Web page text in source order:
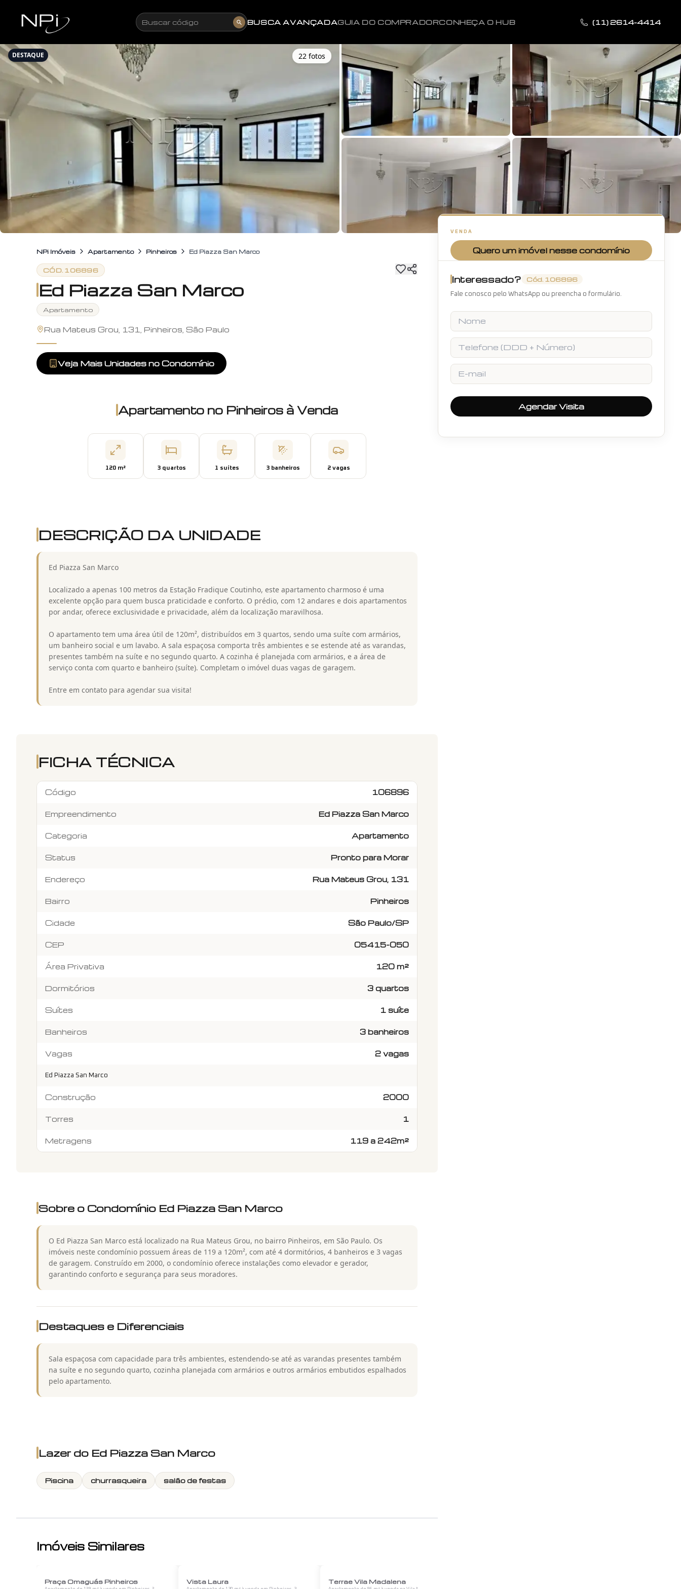
Buscar código BUSCA AVANÇADAGUIA DO COMPRADORCONHEÇA O HUB (11) 2614-4414
DESTAQUE 22 fotos
+17fotos
NPi Imóveis Apartamento Pinheiros Ed Piazza San Marco
CÓD. 106896
Ed Piazza San Marco
Apartamento
Rua Mateus Grou, 131, Pinheiros, São Paulo
Veja Mais Unidades no Condomínio
Apartamento no Pinheiros à Venda
120 m² 3quartos 1 suítes 3banheiros 2vagas
DESCRIÇÃO DA UNIDADE
Ed Piazza San Marco
Localizado a apenas 100 metros da Estação Fradique Coutinho, este apartamento charmoso é uma
excelente opção para quem busca praticidade e conforto. O prédio, com 12 andares e dois apartamentos
por andar, oferece exclusividade e privacidade, além da localização maravilhosa.
O apartamento tem uma área útil de 120m², distribuídos em 3 quartos, sendo uma suíte com armários,
um banheiro social e um lavabo. A sala espaçosa comporta três ambientes e se estende até as varandas,
presentes também na suíte e no segundo quarto. A cozinha é planejada com armários, e a área de
serviço conta com quarto e banheiro (suíte). Completam o imóvel duas vagas de garagem.
Entre em contato para agendar sua visita!
FICHA TÉCNICA
Código 106896
Empreendimento Ed Piazza San Marco
Categoria Apartamento
Status Pronto para Morar
Endereço Rua Mateus Grou, 131
Bairro Pinheiros
Cidade São Paulo/SP
CEP 05415-050
Área Privativa 120 m²
Dormitórios 3 quartos
Suítes 1 suíte
Banheiros 3 banheiros
Vagas 2 vagas
Ed Piazza San Marco
Construção 2000
Torres 1
Metragens 119 a 242m²
Sobre o Condomínio Ed Piazza San Marco
O Ed Piazza San Marco está localizado na Rua Mateus Grou, no bairro Pinheiros, em São Paulo. Os
imóveis neste condomínio possuem áreas de 119 a 120m², com até 4 dormitórios, 4 banheiros e 3 vagas
de garagem. Construído em 2000, o condomínio oferece instalações como elevador e gerador,
garantindo conforto e segurança para seus moradores.
Destaques e Diferenciais
Sala espaçosa com capacidade para três ambientes, estendendo-se até as varandas presentes também
na suíte e no segundo quarto, cozinha planejada com armários e outros armários embutidos espalhados
pelo apartamento.
Lazer do Ed Piazza San Marco
Piscina churrasqueira salão de festas
Imóveis Similares
Praça Omaguás Pinheiros Vista Laura Terrae Vila Madalena
VENDA
Quero um imóvel nesse condomínio
Interessado? Cód. 106896
Fale conosco pelo WhatsApp ou preencha o formulário.
Nome
Telefone
E-mail
Agendar Visita